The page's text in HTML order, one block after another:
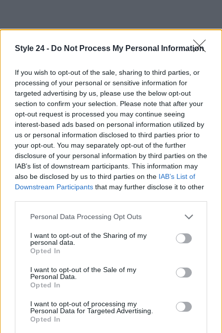
Style 24 - Do Not Process My Personal Information
If you wish to opt-out of the sale, sharing to third parties, or
processing of your personal or sensitive information for
targeted advertising by us, please use the below opt-out
section to confirm your selection. Please note that after your
opt-out request is processed you may continue seeing
interest-based ads based on personal information utilized by
us or personal information disclosed to third parties prior to
your opt-out. You may separately opt-out of the further
disclosure of your personal information by third parties on the
IAB’s list of downstream participants. This information may
also be disclosed by us to third parties on the IAB’s List of
Downstream Participants that may further disclose it to other
Please note that this website/app uses one or more Google
not limited to your visit or usage behaviour. You may click to
grant or deny consent to Google and its third-party tags to
use your data for below specified purposes in below Google
consent section.
Personal Data Processing Opt Outs
I want to opt-out of the Sharing of my
personal data.
Opted In
I want to opt-out of the Sale of my
Personal Data.
Opted In
I want to opt-out of processing my
Personal Data for Targeted Advertising.
Opted In
Continua a leggere
LIFESTYLE